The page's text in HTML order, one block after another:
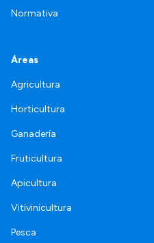
Normativa
Áreas
Agricultura
Horticultura
Ganadería
Fruticultura
Apicultura
Vitivinicultura
Pesca